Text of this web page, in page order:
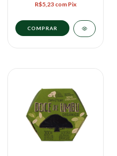
R$5,23 com Pix